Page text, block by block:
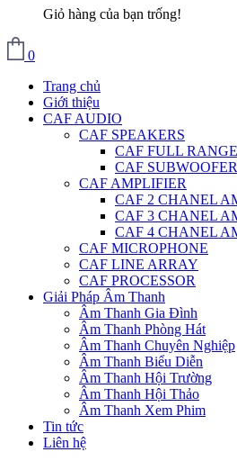
Giỏ hàng của bạn trống!
0
Trang chủ
Giới thiệu
CAF AUDIO
CAF SPEAKERS
CAF FULL RANGE
CAF SUBWOOFER
CAF AMPLIFIER
CAF 2 CHANEL
CAF 3 CHANEL
CAF 4 CHANEL
CAF MICROPHONE
CAF LINE ARRAY
CAF PROCESSOR
Giải Pháp Âm Thanh
Âm Thanh Gia Đình
Âm Thanh Phòng Hát
Âm Thanh Chuyên Nghiệp
Âm Thanh Biểu Diễn
Âm Thanh Hội Trường
Âm Thanh Hội Thảo
Âm Thanh Xem Phim
Tin tức
Liên hệ